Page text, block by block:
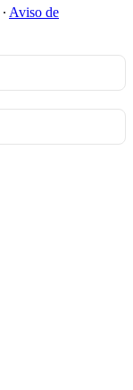
∙ Aviso de